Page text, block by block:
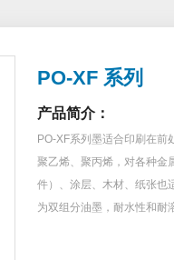
PO-XF 系列
产品简介：
PO-XF系列墨适合印刷在前
聚乙烯、聚丙烯，对各种金
件）、涂层、木材、纸张也
为双组分油墨，耐水性和耐